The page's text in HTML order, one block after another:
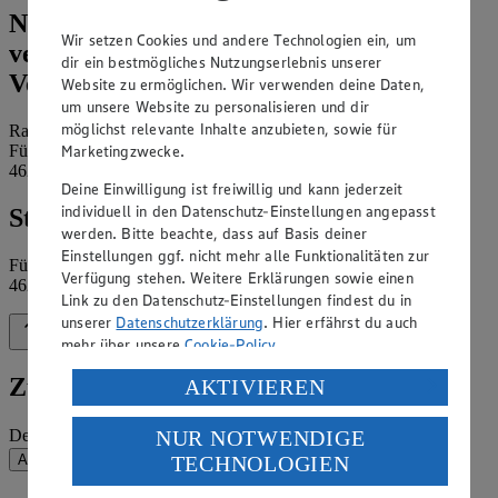
Name und Kontaktdaten der
verantwortlichen Stelle und ggf. deren
Vertretung:
Ralf Honsel KG
Fürst-Leopold-Allee 60
46284 Dorsten
Standort des Marktes:
Fürst-Leopold-Allee 60
46284 Dorsten
Zurück nach oben
Zum Newsletter anmelden
Deine E-Mail-Adresse (Pflichtfeld)
Absenden
Wir setzen Cookies und andere Technologien ein, um
dir ein bestmögliches Nutzungserlebnis unserer
Website zu ermöglichen. Wir verwenden deine Daten,
um unsere Website zu personalisieren und dir
möglichst relevante Inhalte anzubieten, sowie für
Marketingzwecke.
Deine Einwilligung ist freiwillig und kann jederzeit
individuell in den Datenschutz-Einstellungen angepasst
werden. Bitte beachte, dass auf Basis deiner
Einstellungen ggf. nicht mehr alle Funktionalitäten zur
Verfügung stehen. Weitere Erklärungen sowie einen
Link zu den Datenschutz-Einstellungen findest du in
unserer Datenschutzerklärung. Hier erfährst du auch
mehr über unsereCookie-Policy.
Verarbeitung deiner personenbezogenen Daten in den
USA durch Facebook und YouTube:
Wenn du auf „Aktivieren“ klickst, willigst du im Sinne
des Art. 49 Abs. 1 Satz 1 lit. a) DSGVO ein, dass deine
Daten in den USA verarbeitet werden. Der EuGH sieht
AKTIVIEREN
NUR NOTWENDIGE
TECHNOLOGIEN